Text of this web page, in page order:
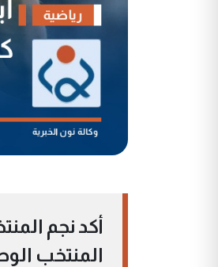
أكد نجم
المنتخب